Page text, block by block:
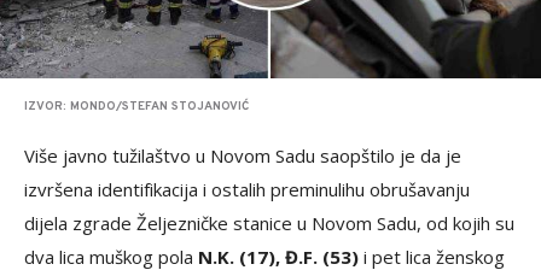
IZVOR: MONDO/STEFAN STOJANOVIĆ
Više javno tužilaštvo u Novom Sadu saopštilo je da je
izvršena identifikacija i ostalih preminulihu obrušavanju
dijela zgrade Željezničke stanice u Novom Sadu, od kojih su
dva lica muškog pola N.K. (17), Đ.F. (53) i pet lica ženskog